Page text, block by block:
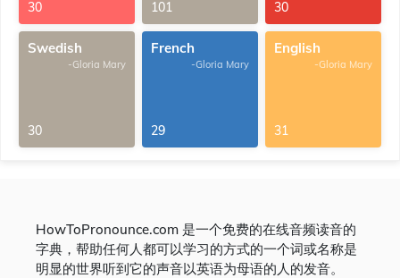
30 101 30
Swedish
-Gloria Mary
30
French
-Gloria Mary
29
English
-Gloria Mary
31
HowToPronounce.com 是一个免费的在线音频读音的
字典，帮助任何人都可以学习的方式的一个词或名称是
明显的世界听到它的声音以英语为母语的人的发音。